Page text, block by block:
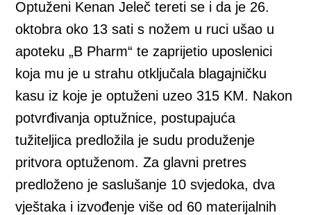
Optuženi Kenan Jeleč tereti se i da je 26.
oktobra oko 13 sati s nožem u ruci ušao u
apoteku „B Pharm“ te zaprijetio uposlenici
koja mu je u strahu otključala blagajničku
kasu iz koje je optuženi uzeo 315 KM. Nakon
potvrđivanja optužnice, postupajuća
tužiteljica predložila je sudu produženje
pritvora optuženom. Za glavni pretres
predloženo je saslušanje 10 svjedoka, dva
vještaka i izvođenje više od 60 materijalnih